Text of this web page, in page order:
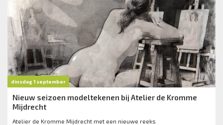
dinsdag 1 september
Nieuw seizoen modeltekenen bij Atelier de Kromme
Mijdrecht
Atelier de Kromme Mijdrecht met een nieuwe reeks